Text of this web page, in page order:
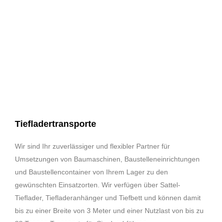
Tiefladertransporte
Wir sind Ihr zuverlässiger und flexibler Partner für
Umsetzungen von Baumaschinen, Baustelleneinrichtungen
und Baustellencontainer von Ihrem Lager zu den
gewünschten Einsatzorten. Wir verfügen über Sattel-
Tieflader, Tiefladeranhänger und Tiefbett und können damit
bis zu einer Breite von 3 Meter und einer Nutzlast von bis zu